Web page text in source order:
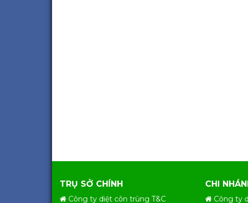
TRỤ SỞ CHÍNH
Công ty diệt côn trùng T&C
CHI
Công ty